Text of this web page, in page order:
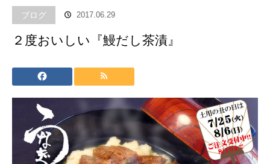
ブログ 2017.06.29
２度おいしい『鰻だし茶漬』